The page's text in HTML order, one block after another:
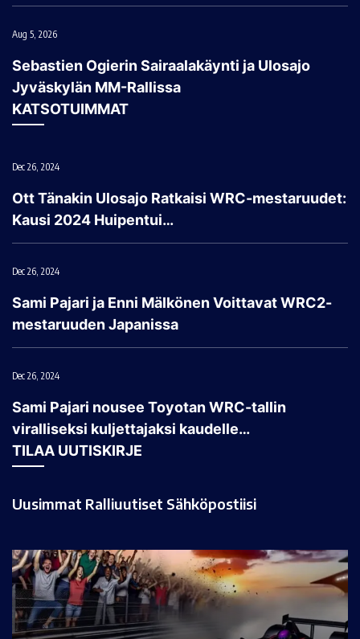
Aug 5, 2026
Sebastien Ogierin Sairaalakäynti ja Ulosajo
Jyväskylän MM-Rallissa
KATSOTUIMMAT
Dec 26, 2024
Ott Tänakin Ulosajo Ratkaisi WRC-mestaruudet:
Kausi 2024 Huipentui…
Dec 26, 2024
Sami Pajari ja Enni Mälkönen Voittavat WRC2-
mestaruuden Japanissa
Dec 26, 2024
Sami Pajari nousee Toyotan WRC-tallin
viralliseksi kuljettajaksi kaudelle…
TILAA UUTISKIRJE
Uusimmat Ralliuutiset Sähköpostiisi